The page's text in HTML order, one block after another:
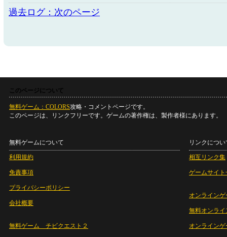
過去ログ：次のページ
このページについて
無料ゲーム：COLORS攻略・コメントページです。
このページは、リンクフリーです。ゲームの著作権は、製作者様にあります。
無料ゲームについて
利用規約
免責事項
プライバシーポリシー
会社概要
無料ゲーム チビクエスト２
リンクについ
相互リンク集
ゲームサイト
オンラインゲ
無料オンライ
オンライン